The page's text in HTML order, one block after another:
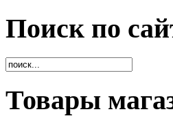
Поиск по
Товары